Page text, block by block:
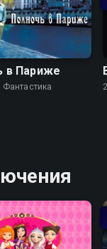
в Париже